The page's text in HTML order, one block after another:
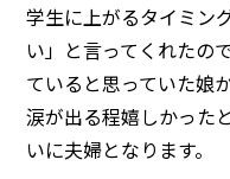
学生に上がるタイミン
い」と言ってくれたの
ていると思っていた娘
涙が出る程嬉しかった
いに夫婦となります。